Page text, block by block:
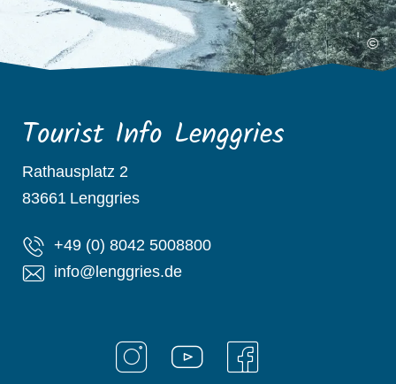
©
Tourist Info Lenggries
Rathausplatz 2
83661 Lenggries
+49 (0) 8042 5008800
info@lenggries.de